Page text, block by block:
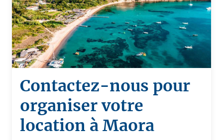
Contactez-nous pour
organiser votre
location à Maora